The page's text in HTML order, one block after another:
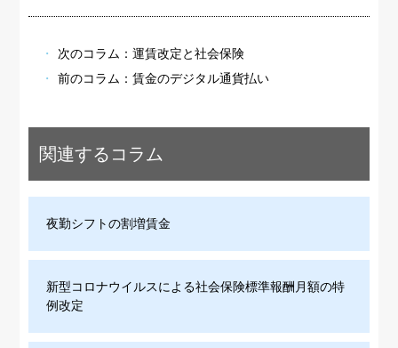
次のコラム： 運賃改定と社会保険
前のコラム： 賃金のデジタル通貨払い
関連するコラム
夜勤シフトの割増賃金
新型コロナウイルスによる社会保険標準報酬月額の特
例改定